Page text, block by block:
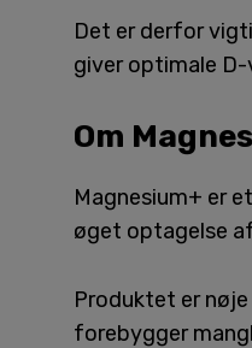
Det er derfor
giver optimale
Om
Magnesium+ er
øget optagelse
Produktet er
forebygger